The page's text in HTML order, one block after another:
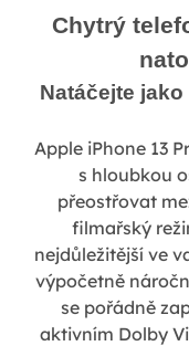
Chytrý
Natáčejte
Apple iPhone 13
s hloubkou
přeostřovat
filmařský
nejdůležitější ve
výpočetně
se pořádně
aktivním Dolby